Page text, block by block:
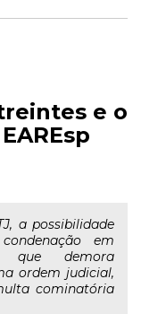
e o
a possibilidade
em
que demora
ordem judicial,
cominatória